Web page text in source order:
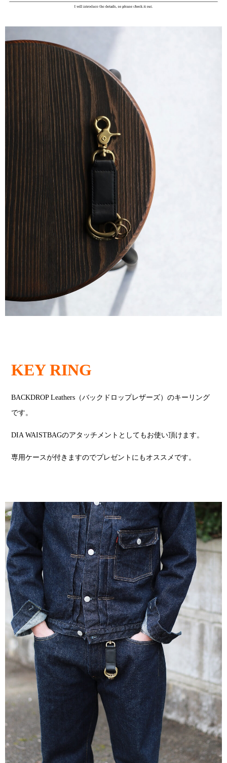
KEY RING
BACKDROP Leathers（バックドロップレザーズ）のキーリング
です。
DIA WAISTBAGのアタッチメントとしてもお使い頂けます。
専用ケースが付きますのでプレゼントにもオススメです。